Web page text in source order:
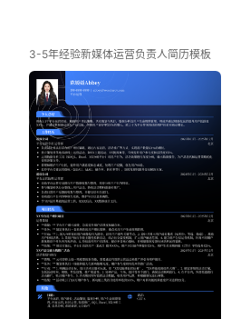
3-5年经验新媒体运营负责人简历模板